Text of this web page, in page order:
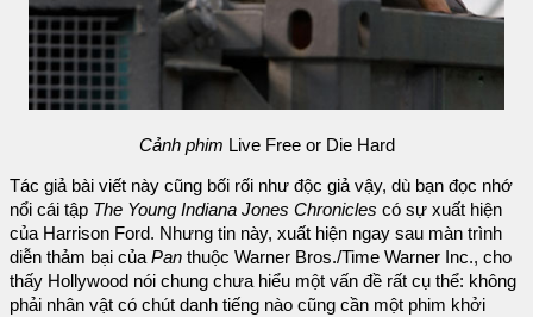
Cảnh phim Live Free or Die Hard
Tác giả bài viết này cũng bối rối như độc giả vậy, dù bạn đọc nhớ
nổi cái tập The Young Indiana Jones Chronicles có sự xuất hiện
của Harrison Ford. Nhưng tin này, xuất hiện ngay sau màn trình
diễn thảm bại củaPan thuộc Warner Bros./Time Warner Inc., cho
thấy Hollywood nói chung chưa hiểu một vấn đề rất cụ thể: không
phải nhân vật có chút danh tiếng nào cũng cần một phim khởi